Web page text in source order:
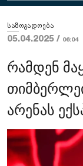
საზოგადოება
05.04.2025 / 06:04
რამდენ
არენას